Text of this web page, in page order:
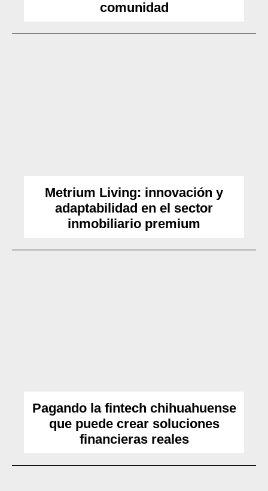
comunidad
Metrium Living: innovación y
adaptabilidad en el sector
inmobiliario premium
Pagando la fintech chihuahuense
que puede crear soluciones
financieras reales